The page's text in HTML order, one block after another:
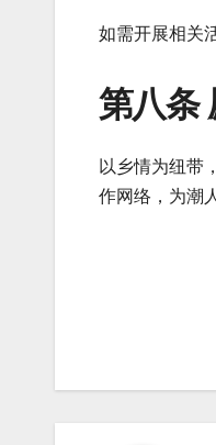
如需开展相关
第八条
以乡情为纽带
作网络，为潮